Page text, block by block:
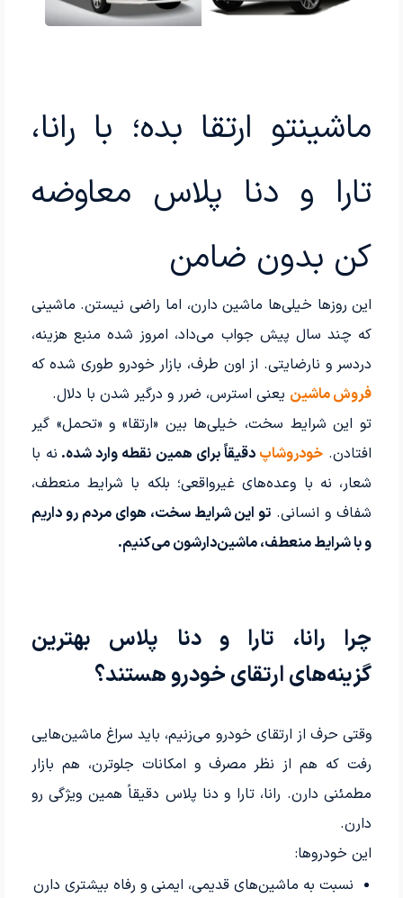
ماشینتو ارتقا بده؛ با رانا،
تارا و دنا پلاس معاوضه
کن بدون ضامن
این روزها خیلی‌ها ماشین دارن، اما راضی نیستن. ماشینی
که چند سال پیش جواب می‌داد، امروز شده منبع هزینه،
دردسر و نارضایتی. از اون طرف، بازار خودرو طوری شده که
فروش ماشین یعنی استرس، ضرر و درگیر شدن با دلال.
تو این شرایط سخت، خیلی‌ها بین «ارتقا» و «تحمل» گیر
افتادن. خودروشاپ دقیقاً برای همین نقطه وارد شده. نه با
شعار، نه با وعده‌های غیرواقعی؛ بلکه با شرایط منعطف،
شفاف و انسانی. تو این شرایط سخت، هوای مردم رو داریم
و با شرایط منعطف، ماشین‌دارشون می‌کنیم.
چرا رانا، تارا و دنا پلاس بهترین
گزینه‌های ارتقای خودرو هستند؟
وقتی حرف از ارتقای خودرو می‌زنیم، باید سراغ ماشین‌هایی
رفت که هم از نظر مصرف و امکانات جلوترن، هم بازار
مطمئنی دارن. رانا، تارا و دنا پلاس دقیقاً همین ویژگی رو
دارن.
این خودروها:
نسبت به ماشین‌های قدیمی، ایمنی و رفاه بیشتری دارن